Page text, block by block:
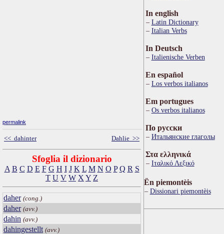
permalink
<< dahinter Dahlie >>
Sfoglia il dizionario
A B C D E F G H I J K L M N O P Q R S
T U V W X Y Z
daher (cong.)
daher (avv.)
dahin (avv.)
dahingestellt (avv.)
In english
Latin Dictionary
Italian Verbs
In Deutsch
Italienische Verben
En español
Los verbos italianos
Em portugues
Os verbos italianos
По русски
Итальянские глаголы
Στα ελληνικά
Ιταλικό Λεξικό
Ën piemontèis
Dissionari piemontèis